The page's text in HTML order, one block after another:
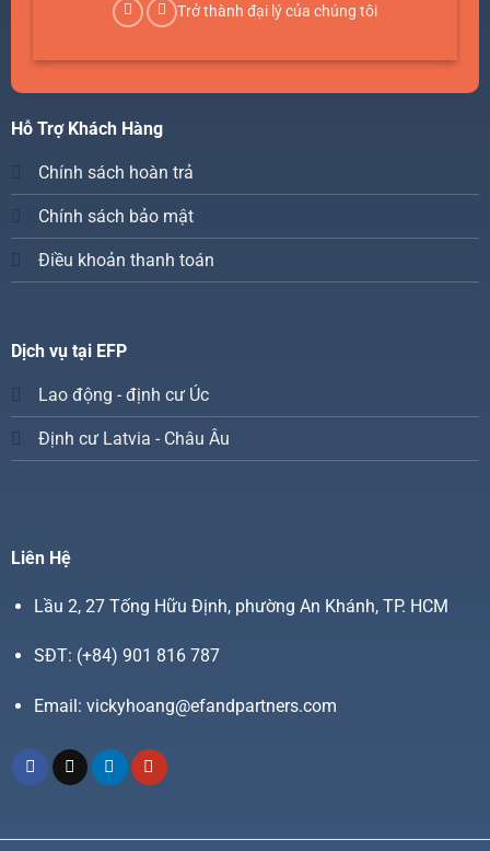
Trở thành đại lý của chúng tôi
Hỗ Trợ Khách Hàng
Chính sách hoàn trả
Chính sách bảo mật
Điều khoản thanh toán
Dịch vụ tại EFP
Lao động - định cư Úc
Định cư Latvia - Châu Âu
Liên Hệ
Lầu 2, 27 Tống Hữu Định, phường An Khánh, TP. HCM
SĐT: (+84) 901 816 787
Email: vickyhoang@efandpartners.com